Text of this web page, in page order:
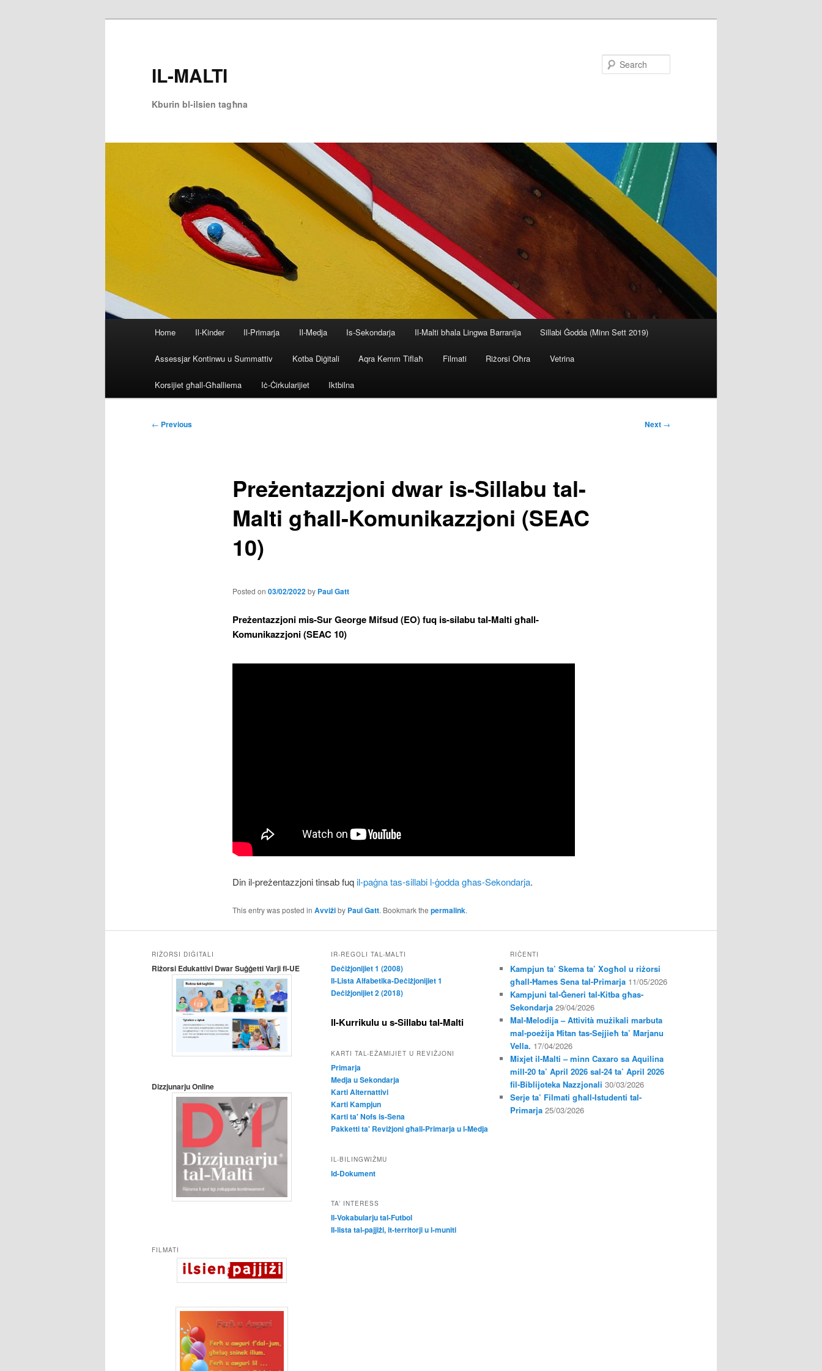
IL-MALTI
Kburin bl-ilsien tagħna
Home Il-Kinder Il-Primarja Il-Medja Is-Sekondarja Il-Malti bħala Lingwa Barranija Sillabi Ġodda (Minn Sett 2019)
Assessjar Kontinwu u Summattiv Kotba Diġitali Aqra Kemm Tiflaħ Filmati Riżorsi Oħra Vetrina
Korsijiet għall-Għalliema Iċ-Ċirkularijiet Iktbilna
Post
← Previous Next →
Preżentazzjoni dwar is-Sillabu tal-
Malti għall-Komunikazzjoni (SEAC
10)
Posted on 03/02/2022by Paul Gatt
Preżentazzjoni mis-Sur George Mifsud (EO) fuq is-silabu tal-Malti għall-
Komunikazzjoni (SEAC 10)
Din il-preżentazzjoni tinsab fuqil-paġna tas-sillabi l-ġodda għas-Sekondarja.
This entry was posted in Avviżiby Paul Gatt. Bookmark the permalink.
RIŻORSI DIĠITALI
Riżorsi Edukattivi Dwar Suġġetti Varji fl-UE
Dizzjunarju Online
FILMATI
IR-REGOLI TAL-MALTI
Deċiżjonijiet 1 (2008)
Il-Lista Alfabetika-Deċiżjonijiet 1
Deċiżjonijiet 2 (2018)
Il-Kurrikulu u s-Sillabu tal-Malti
KARTI TAL-EŻAMIJIET U REVIŻJONI
Primarja
Medja u Sekondarja
Karti Alternattivi
Karti Kampjun
Karti ta' Nofs is-Sena
Pakketti ta' Reviżjoni għall-Primarja u l-Medja
IL-BILINGWIŻMU
Id-Dokument
TA’ INTERESS
Il-Vokabularju tal-Futbol
Il-lista tal-pajjiżi, it-territorji u l-muniti
RIĊENTI
Kampjun ta’ Skema ta’ Xogħol u riżorsi
għall-Ħames Sena tal-Primarja 11/05/2026
Kampjuni tal-Ġeneri tal-Kitba għas-
Sekondarja 29/04/2026
Mal-Melodija – Attività mużikali marbuta
mal-poeżija Ħitan tas-Sejjieħ ta’ Marjanu
Vella. 17/04/2026
Mixjet il-Malti – minn Caxaro sa Aquilina
mill-20 ta’ April 2026 sal-24 ta’ April 2026
fil-Biblijoteka Nazzjonali 30/03/2026
Serje ta’ Filmati għall-Istudenti tal-
Primarja 25/03/2026